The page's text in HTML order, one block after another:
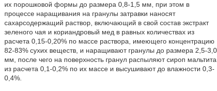
их порошковой формы до размера 0,8-1,5 мм, при этом в
процессе наращивания на гранулы затравки наносят
сахарсодержащий раствор, включающий в свой состав экстракт
зеленого чая и кориандровый мед в равных количествах из
расчета 0,15-0,20% по массе раствора, имеющего концентрацию
82-83% сухих веществ, и наращивают гранулы до размера 2,5-3,0
мм, после чего на поверхность гранул распыляют сироп мальтита
из расчета 0,1-0,2% по их массе и высушивают до влажности 0,3-
0,4%.